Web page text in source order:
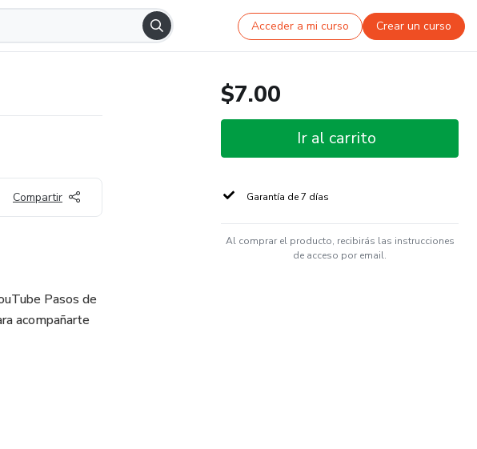
Acceder a mi curso Crear un curso
Compartir
Pasos de
acompañarte
$7.00
Ir al carrito
Garantía de 7 días
Al comprar el producto, recibirás las instrucciones
de acceso por email.